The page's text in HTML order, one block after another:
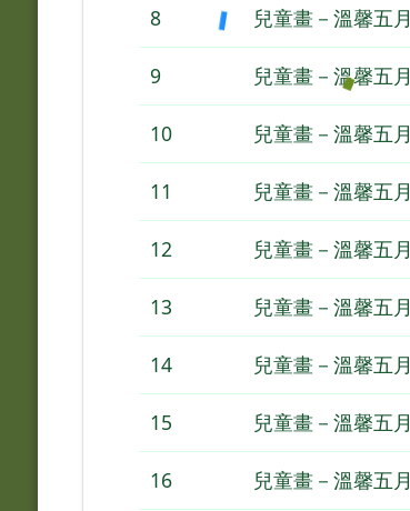
8 兒童畫－溫馨五月
9 兒童畫－溫馨五月
10 兒童畫－溫馨五月
11 兒童畫－溫馨五月
12 兒童畫－溫馨五月
13 兒童畫－溫馨五月
14 兒童畫－溫馨五月
15 兒童畫－溫馨五月
16 兒童畫－溫馨五月